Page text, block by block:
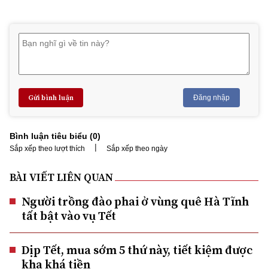
Gửi bình luận Đăng nhập
Bình luận tiêu biểu (0)
Sắp xếp theo lượt thích | Sắp xếp theo ngày
BÀI VIẾT LIÊN QUAN
Người trồng đào phai ở vùng quê Hà Tĩnh
tất bật vào vụ Tết
Dịp Tết, mua sớm 5 thứ này, tiết kiệm được
kha khá tiền